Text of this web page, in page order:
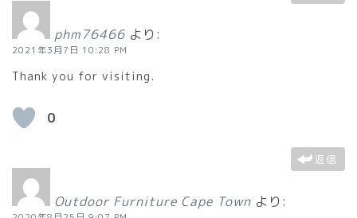
phm76466 より:
2021年3月7日 10:28 PM
Thank you for visiting.
0
返信
Outdoor Furniture Cape Town より: